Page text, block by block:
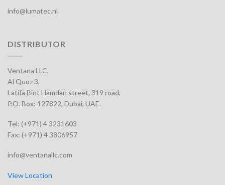
info@lumatec.nl
DISTRIBUTOR
Ventana LLC,
Al Quoz 3,
Latifa Bint Hamdan street, 319 road,
P.O. Box: 127822, Dubai, UAE.
Tel: (+971) 4 3231603
Fax: (+971) 4 3806957
info@ventanallc.com
View Location